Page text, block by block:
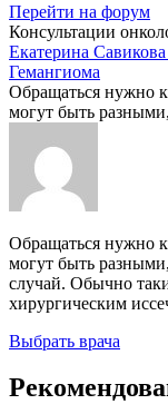
Перейти на форум
Консультации
Екатерина Савикова
Гемангиома
Обращаться нужно
могут быть
Обращаться нужно
могут быть
случай. Обычно
хирургическим
Выбрать врача